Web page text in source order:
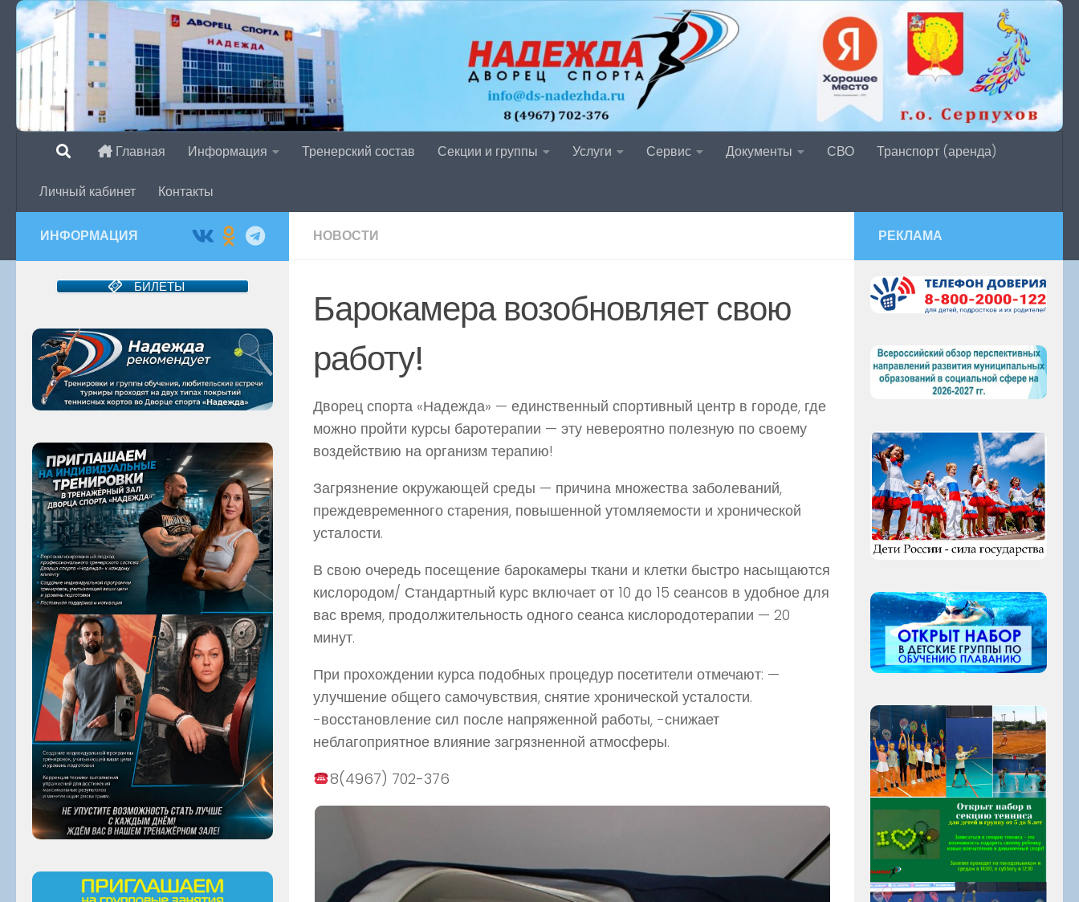
Перейти к содержимому
Главная Информация Тренерский состав Секции и группы Услуги Сервис Документы СВО Транспорт (аренда)
Личный кабинет Контакты
НОВОСТИ
Барокамера возобновляет свою
работу!
Дворец спорта «Надежда» — единственный спортивный центр в городе, где
можно пройти курсы баротерапии — эту невероятно полезную по своему
воздействию на организм терапию!
Загрязнение окружающей среды — причина множества заболеваний,
преждевременного старения, повышенной утомляемости и хронической
усталости.
В свою очередь посещение барокамеры ткани и клетки быстро насыщаются
кислородом/ Стандартный курс включает от 10 до 15 сеансов в удобное для
вас время, продолжительность одного сеанса кислородотерапии — 20
минут.
При прохождении курса подобных процедур посетители отмечают: —
улучшение общего самочувствия, снятие хронической усталости.
-восстановление сил после напряженной работы, -снижает
неблагоприятное влияние загрязненной атмосферы.
8(4967) 702-376
ИНФОРМАЦИЯ
БИЛЕТЫ
РЕКЛАМА